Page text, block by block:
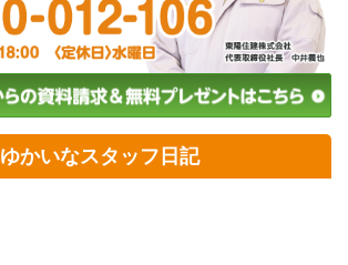
ゆかいなスタッフ日記